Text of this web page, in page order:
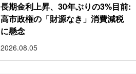
長期金利上昇、30年ぶりの3%目前:
高市政権の「財源なき」消費減税
に懸念
2026.08.05